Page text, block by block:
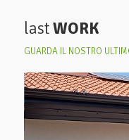
lastWORK
GUARDA IL NOSTRO